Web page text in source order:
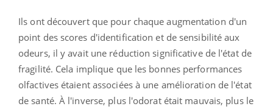
Ils ont découvert que pour chaque augmentation d'un
point des scores d'identification et de sensibilité aux
odeurs, il y avait une réduction significative de l'état de
fragilité. Cela implique que les bonnes performances
olfactives étaient associées à une amélioration de l'état
de santé. À l'inverse, plus l'odorat était mauvais, plus le